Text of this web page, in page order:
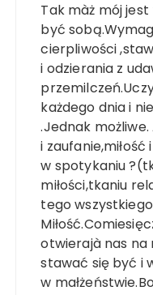
Tak màż mój
być
cierpliwości
i odzierania z
każdego dnia i
.Jednak
i
w spotykaniu
miłości,tkaniu
tego
otwierajà nas na
stawać się być i
w